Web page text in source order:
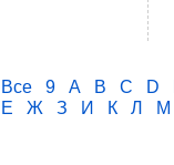
Все 9 A B C D
Е
Ж З И К Л М